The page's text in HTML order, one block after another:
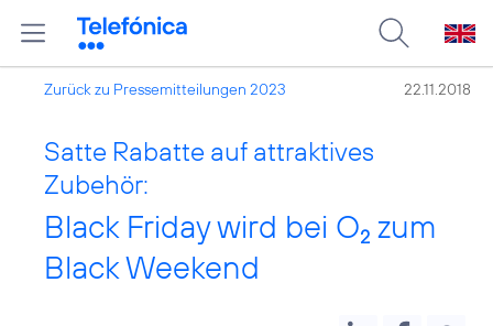
Zurück zu Pressemitteilungen 2023 22.11.2018
Satte Rabatte auf attraktives
Zubehör:
Black Friday wird bei O2 zum
Black Weekend